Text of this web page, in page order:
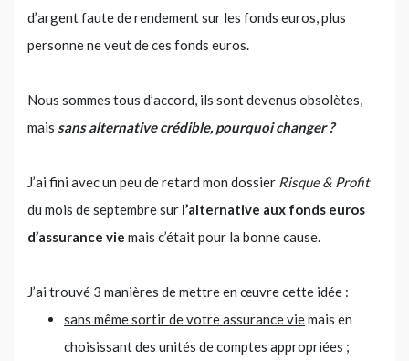
d’argent faute de rendement sur les fonds euros, plus
personne ne veut de ces fonds euros.
Nous sommes tous d’accord, ils sont devenus obsolètes,
mais sans alternative crédible, pourquoi changer ?
J’ai fini avec un peu de retard mon dossier Risque & Profit
du mois de septembre sur l’alternative aux fonds euros
d’assurance vie mais c’était pour la bonne cause.
J’ai trouvé 3 manières de mettre en œuvre cette idée :
sans même sortir de votre assurance viemais en
choisissant des unités de comptes appropriées ;